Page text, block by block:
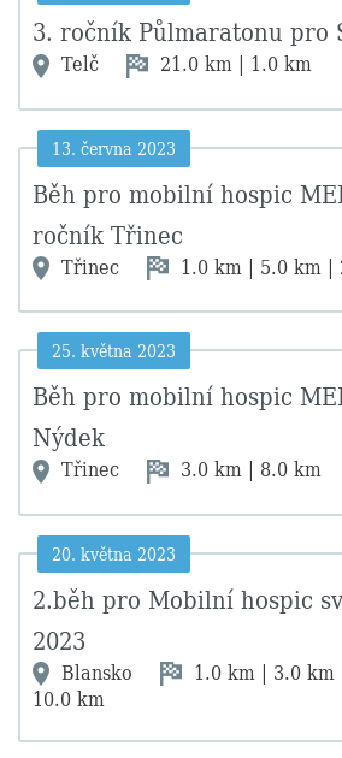
3. ročník Půlmaratonu pro
Telč 21.0 km | 1.0 km
13. června 2023
Běh pro mobilní hospic
ročník Třinec
Třinec 1.0 km | 5.0 km |
25. května 2023
Běh pro mobilní hospic
Nýdek
Třinec 3.0 km | 8.0 km
20. května 2023
2.běh pro Mobilní hospic
2023
Blansko
1.0 km | 3.0
10.0 km